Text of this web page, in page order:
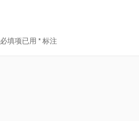
必填项已用 *标注